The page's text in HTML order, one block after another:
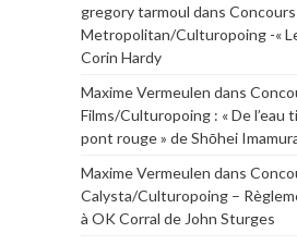
gregory tarmoul dans Concours
Metropolitan/Culturopoing -«
Corin Hardy
Maxime Vermeulen dans
Films/Culturopoing : « De l’eau
pont rouge » de Shōhei
Maxime Vermeulen dans
Calysta/Culturopoing –
à OK Corral de John Sturges